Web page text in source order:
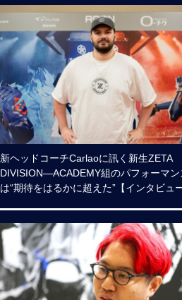
新ヘッドコーチCarlaoに訊く新生ZETA
DIVISION―ACADEMY組のパフォーマン
は“期待をはるかに超えた”【インタビュー